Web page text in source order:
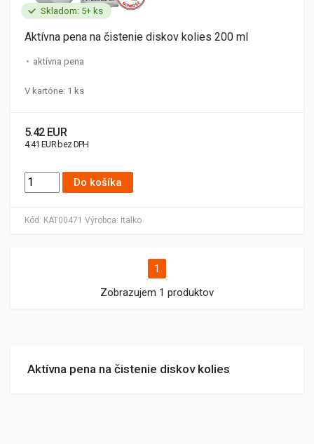
Aktívna pena na čistenie diskov kolies
Skladom: 5+ ks
Kód: KAT00471 Výrobca: italko
Aktívna pena na čistenie diskov kolies 200 ml
aktívna pena
V kartóne: 1 ks
5.42 EUR
4.41 EUR bez DPH
Do košíka
1
Zobrazujem 1 produktov